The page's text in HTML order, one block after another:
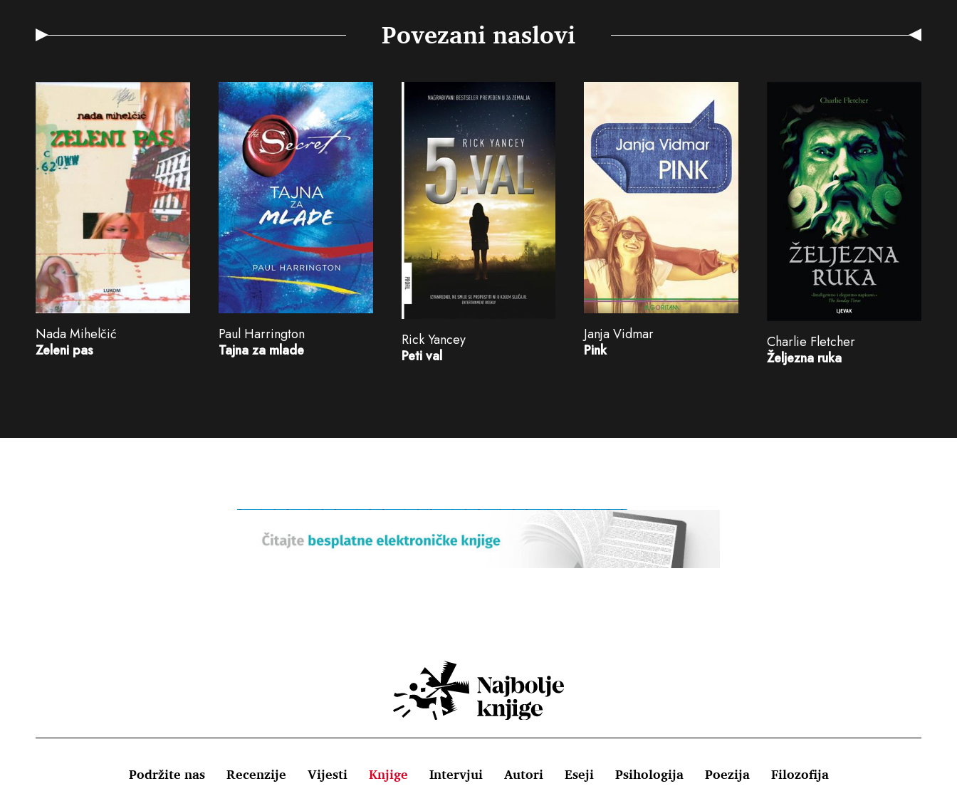
Povezani naslovi
Nada Mihelčić
Zeleni pas
Paul Harrington
Tajna za mlade
Rick Yancey
Peti val
Janja Vidmar
Pink
Charlie Fletcher
Željezna ruka
Podržite nas Recenzije Vijesti Knjige Intervjui Autori Eseji Psihologija Poezija Filozofija